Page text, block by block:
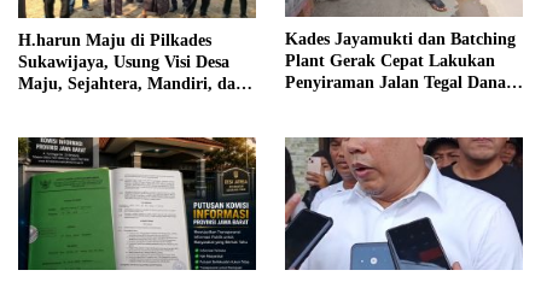
H.harun Maju di Pilkades
Sukawijaya, Usung Visi Desa
Maju, Sejahtera, Mandiri, dan
Kades Jayamukti dan Batching
Plant Gerak Cepat Lakukan
Penyiraman Jalan Tegal Danas